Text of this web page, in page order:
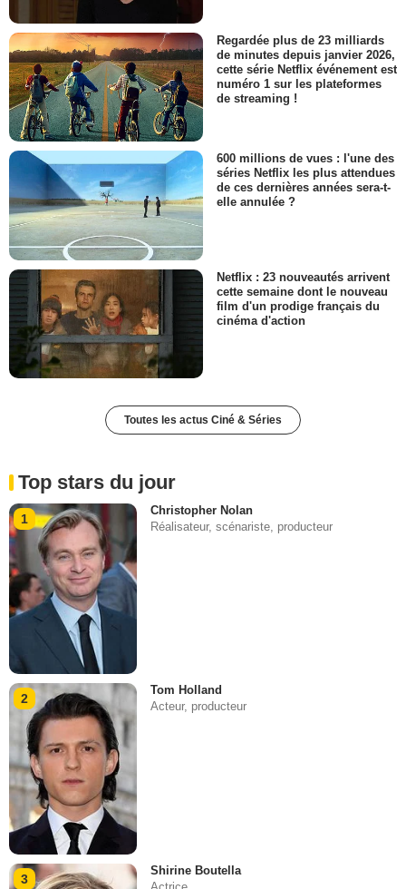
Regardée plus de 23 milliards
de minutes depuis janvier 2026,
cette série Netflix événement est
numéro 1 sur les plateformes
de streaming !
600 millions de vues : l'une des
séries Netflix les plus attendues
de ces dernières années sera-t-
elle annulée ?
Netflix : 23 nouveautés arrivent
cette semaine dont le nouveau
film d'un prodige français du
cinéma d'action
Toutes les actus Ciné & Séries
Top stars du jour
1
Christopher Nolan
Réalisateur, scénariste, producteur
2
Tom Holland
Acteur, producteur
3
Shirine Boutella